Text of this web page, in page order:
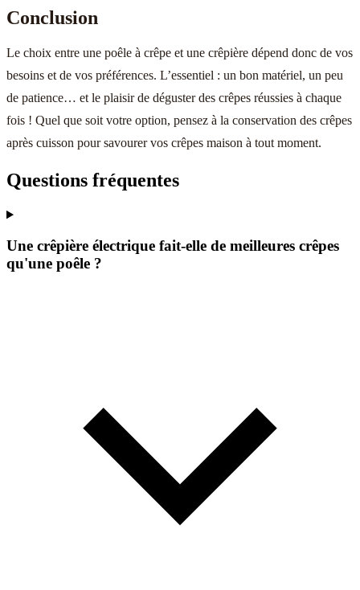
Conclusion
Le choix entre une poêle à crêpe et une crêpière dépend donc de vos
besoins et de vos préférences. L’essentiel : un bon matériel, un peu
de patience… et le plaisir de déguster des crêpes réussies à chaque
fois ! Quel que soit votre option, pensez à la conservation des crêpes
après cuisson pour savourer vos crêpes maison à tout moment.
Questions fréquentes
Une crêpière électrique fait-elle de meilleures crêpes
qu'une poêle ?